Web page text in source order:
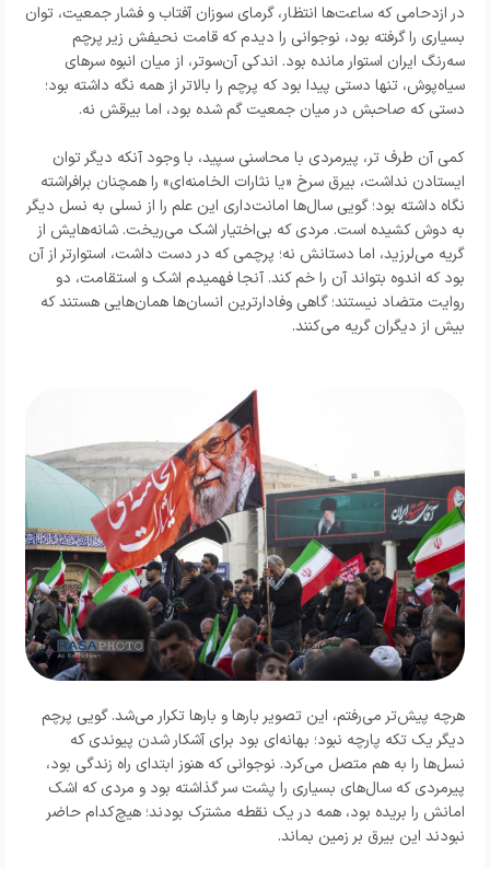
در ازدحامی که ساعت‌ها انتظار، گرمای سوزان آفتاب و فشار جمعیت، توان
بسیاری را گرفته بود، نوجوانی را دیدم که قامت نحیفش زیر پرچم
سه‌رنگ ایران استوار مانده بود. اندکی آن‌سوتر، از میان انبوه سرهای
سیاه‌پوش، تنها دستی پیدا بود که پرچم را بالاتر از همه نگه داشته بود؛
دستی که صاحبش در میان جمعیت گم شده بود، اما بیرقش نه.
کمی آن طرف تر، پیرمردی با محاسنی سپید، با وجود آنکه دیگر توان
ایستادن نداشت، بیرق سرخ «یا نثارات الخامنه‌ای» را همچنان برافراشته
نگاه داشته بود؛ گویی سال‌ها امانت‌داری این علم را از نسلی به نسل دیگر
به دوش کشیده است. مردی که بی‌اختیار اشک می‌ریخت. شانه‌هایش از
گریه می‌لرزید، اما دستانش نه؛ پرچمی که در دست داشت، استوارتر از آن
بود که اندوه بتواند آن را خم کند. آنجا فهمیدم اشک و استقامت، دو
روایت متضاد نیستند؛ گاهی وفادارترین انسان‌ها همان‌هایی هستند که
بیش از دیگران گریه می‌کنند.
هرچه پیش‌تر می‌رفتم، این تصویر بارها و بارها تکرار می‌شد. گویی پرچم
دیگر یک تکه پارچه نبود؛ بهانه‌ای بود برای آشکار شدن پیوندی که
نسل‌ها را به هم متصل می‌کرد. نوجوانی که هنوز ابتدای راه زندگی بود،
پیرمردی که سال‌های بسیاری را پشت سر گذاشته بود و مردی که اشک
امانش را بریده بود، همه در یک نقطه مشترک بودند؛ هیچ‌کدام حاضر
نبودند این بیرق بر زمین بماند.